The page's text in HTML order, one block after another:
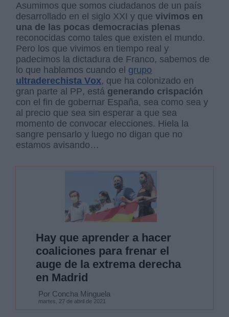
Asumimos que somos ciudadanos de un país
desarrollado en el siglo XXI y quevivimos en
una de las pocas democracias plenas
reconocidas como tales que existen el mundo.
Pero los que vivimos en tiempo real y
padecimos la dictadura de Franco, sabemos de
lo que hablamos cuando el grupo
ultraderechista Vox, que ha colonizado en
gran parte al PP, está generando crispación
con el fin de gobernar España, sea como sea y
al precio que sea sin esperar a que sea
momento de convocar elecciones. Hiela la
sangre pensarlo y luego no digan que no
estamos avisando…
Hay que aprender a hacer
coaliciones para frenar el
auge de la extrema derecha
en Madrid
Por Concha Minguela
martes, 27 de abril de 2021